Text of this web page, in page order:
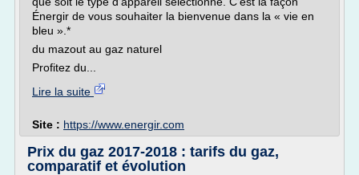
Énergir de vous souhaiter la bienvenue dans la « vie en
bleu ».*
du mazout au gaz naturel
Profitez du...
Lire la suite
Site : https://www.energir.com
Prix du gaz 2017-2018 : tarifs du gaz,
comparatif et évolution